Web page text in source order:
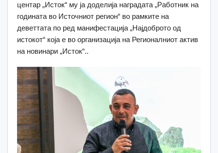
центар „Исток“ му ја доделија наградата „Работник на
годината во Источниот регион“ во рамките на
деветтата по ред манифестација „Најдоброто од
истокот“ кoја е во организација на Регионалниот актив
на новинари „Исток“..